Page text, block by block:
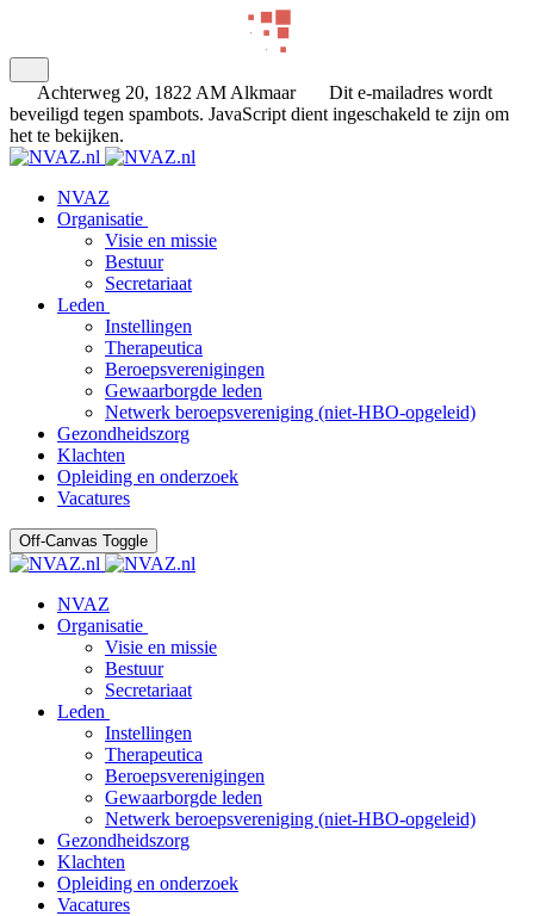
Achterweg 20, 1822 AM Alkmaar
Dit e-mailadres wordt
beveiligd tegen spambots. JavaScript dient ingeschakeld te zijn om
het te bekijken.
NVAZ
Organisatie
Visie en missie
Bestuur
Secretariaat
Leden
Instellingen
Therapeutica
Beroepsverenigingen
Gewaarborgde leden
Netwerk beroepsvereniging (niet-HBO-opgeleid)
Gezondheidszorg
Klachten
Opleiding en onderzoek
Vacatures
Off-Canvas Toggle
NVAZ
Organisatie
Visie en missie
Bestuur
Secretariaat
Leden
Instellingen
Therapeutica
Beroepsverenigingen
Gewaarborgde leden
Netwerk beroepsvereniging (niet-HBO-opgeleid)
Gezondheidszorg
Klachten
Opleiding en onderzoek
Vacatures